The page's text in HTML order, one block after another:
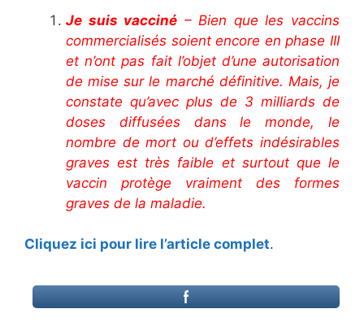
Je suis vacciné – Bien que les vaccins
commercialisés soient encore en phase III
et n’ont pas fait l’objet d’une autorisation
de mise sur le marché définitive. Mais, je
constate qu’avec plus de 3 milliards de
doses diffusées dans le monde, le
nombre de mort ou d’effets indésirables
graves est très faible et surtout que le
vaccin protège vraiment des formes
graves de la maladie.
Cliquez ici pour lire l’article complet.